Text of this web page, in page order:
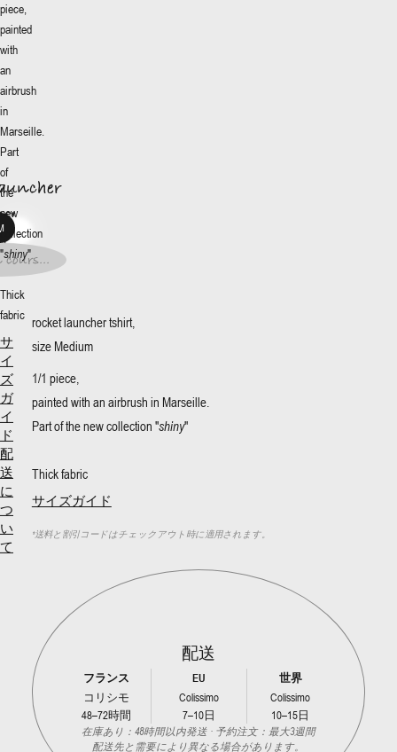
*
ズ:
en
piece,
painted
with
an
airbrush
in
Marseille.
Part
of
the
new
collection
"shiny"
Thick
fabric
サ
イ
ズ
ガ
イ
ド
配
送
に
つ
い
て
*
cours...
rocket launcher tshirt,
size Medium
1/1 piece,
painted with an airbrush in Marseille.
Part of the new collection "shiny"
Thick fabric
サイズガイド
*送料と割引コードはチェックアウト時に適用されます。
配送
フランス
コリシモ
48–72時間
EU
Colissimo
7–10日
世界
Colissimo
10–15日
在庫あり：48時間以内発送 · 予約注文：最大3週間
配送先と需要により異なる場合があります。